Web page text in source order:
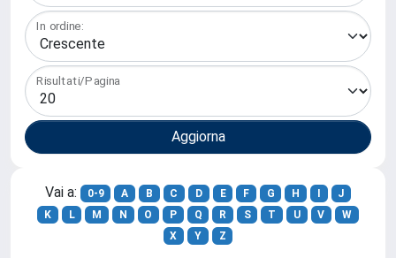
In ordine:
Risultati/Pagina
Vai a: 0-9 A B C D E F G H
J
K
L M N O P Q R S T U V
W
X
Y Z